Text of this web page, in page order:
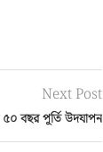
Next Post
৫০ বছর পূর্তি উদযাপন